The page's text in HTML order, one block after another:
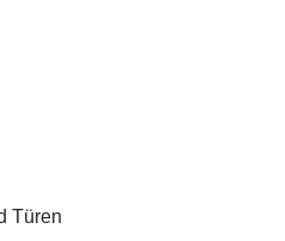
Türen